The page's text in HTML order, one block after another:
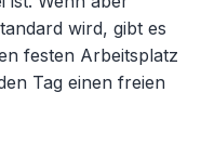
wird, gibt es
festen Arbeitsplatz
Tag einen freien